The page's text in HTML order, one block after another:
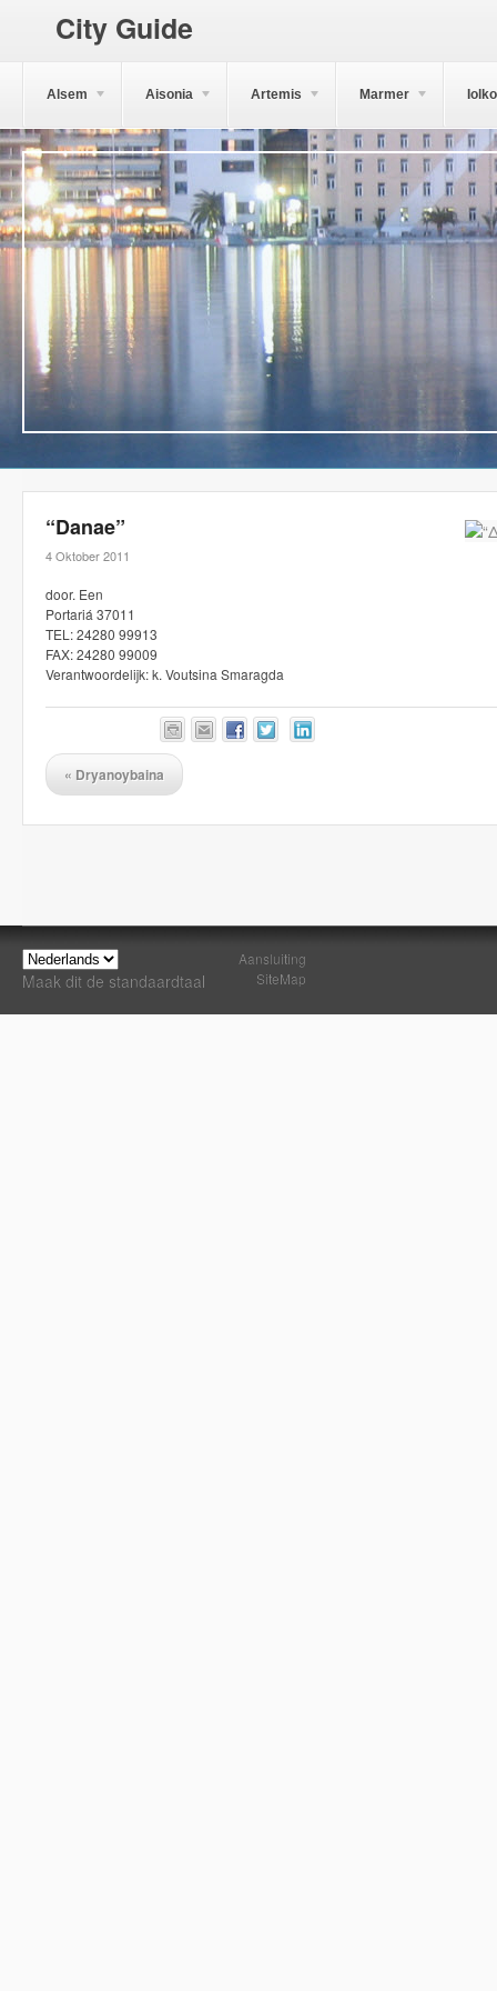
City Guide
Alsem Aisonia Artemis Marmer
“Danae”
4 Oktober 2011
door. Een
Portariá 37011
TEL: 24280 99913
FAX: 24280 99009
Verantwoordelijk: k. Voutsina Smaragda
« Dryanoybaina
Maak dit de standaardtaal
Aansluiting
SiteMap